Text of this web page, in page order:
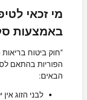
מי זכאי
באמצעות
"חוק ביטוח
הפוריות בהתאם
הבאים:
לבני הזוג